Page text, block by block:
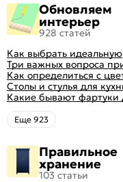
Обновляем
интерьер
928 статей
Как выбрать идеальную
планировку для кухни
Три важных вопроса
выборе кухни: готовка,
посуда, комфорт
Как определиться с
кухни: светлые, темные,
яркие
Столы и стулья для
советы по выбору
Какие бывают фартуки
кухни: как правильно
выбрать
Eще 923
Правильное
хранение
103 статьи